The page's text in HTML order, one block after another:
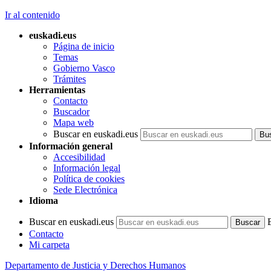
Ir al contenido
euskadi.eus
Página de inicio
Temas
Gobierno Vasco
Trámites
Herramientas
Contacto
Buscador
Mapa web
Buscar en euskadi.eus
Información general
Accesibilidad
Información legal
Política de cookies
Sede Electrónica
Idioma
Buscar en euskadi.eus
Contacto
Mi carpeta
Departamento de Justicia y Derechos Humanos